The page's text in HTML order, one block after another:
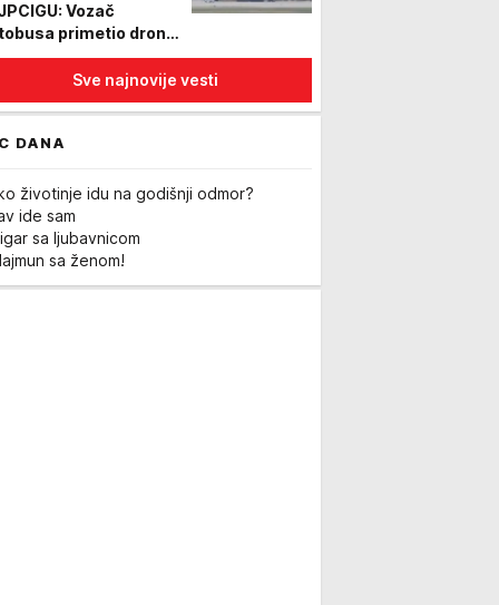
Vozač
primetio dron
leti nisko i šutnuo
Sve najnovije vesti
DANA
životinje idu na godišnji odmor?
ide sam
sa ljubavnicom
sa ženom!